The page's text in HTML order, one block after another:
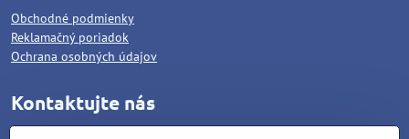
Obchodné podmienky
Reklamačný poriadok
Ochrana osobných údajov
Kontaktujte nás